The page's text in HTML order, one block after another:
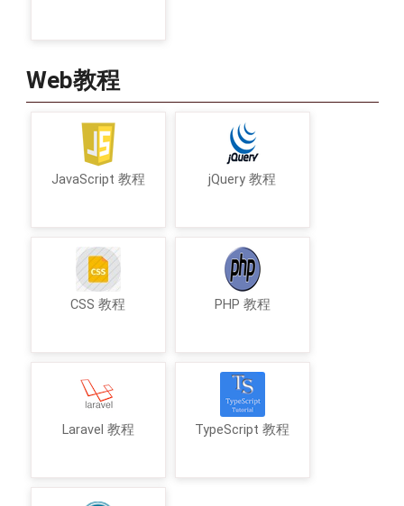
Web教程
JavaScript 教程 jQuery 教程
CSS 教程 PHP 教程
Laravel 教程 TypeScript 教程